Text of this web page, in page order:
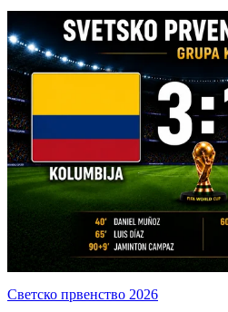
Светско првенство 2026